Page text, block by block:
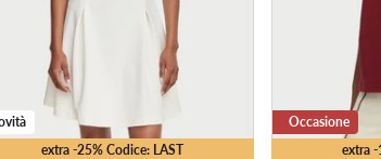
extra -25% Codice: LAST extra
Occasione